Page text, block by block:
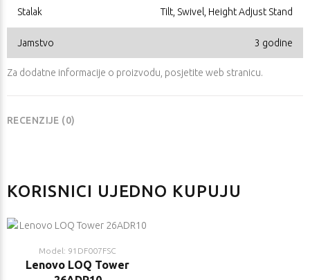
Stalak Tilt, Swivel, Height Adjust Stand
Jamstvo 3 godine
Za dodatne informacije o proizvodu, posjetite web stranicu.
RECENZIJE (0)
KORISNICI UJEDNO KUPUJU
Model: 91DF007FSC
Lenovo LOQ Tower